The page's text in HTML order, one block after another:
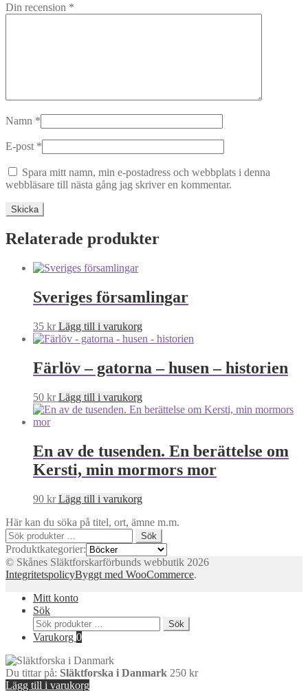
Din recension *
Namn *
E-post *
Spara mitt namn, min e-postadress och webbplats i denna
webbläsare till nästa gång jag skriver en kommentar.
Relaterade produkter
Sveriges församlingar
35 kr Lägg till i varukorg
Färlöv – gatorna – husen – historien
50 kr Lägg till i varukorg
En av de tusenden. En berättelse om
Kersti, min mormors mor
90 kr Lägg till i varukorg
Här kan du söka på titel, ort, ämne m.m.
Sök
efter:
Sök
Produktkategorier:
© Skånes Släktforskarförbunds webbutik 2026
IntegritetspolicyByggt med WooCommerce.
Mitt konto
Sök
Sök
efter:
Sök
Varukorg 0
Du tittar på: Släktforska i Danmark 250 kr
Lägg till i varukorg